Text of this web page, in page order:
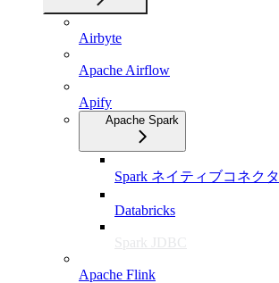
Airbyte
Apache Airflow
Apify
Apache Spark
Spark ネイティブコネクタ
Databricks
Spark JDBC
Apache Flink